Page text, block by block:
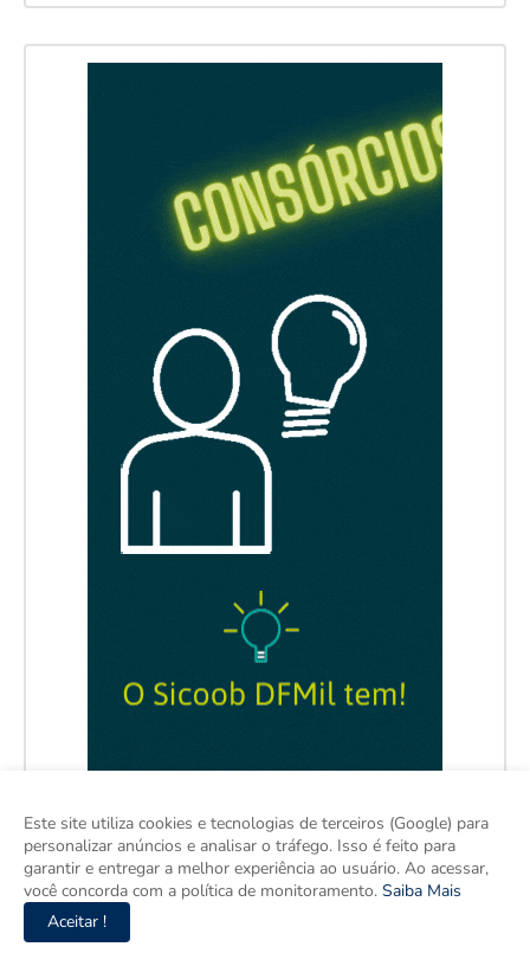
Este site utiliza cookies e tecnologias de terceiros (Google) para
personalizar anúncios e analisar o tráfego. Isso é feito para
garantir e entregar a melhor experiência ao usuário. Ao acessar,
você concorda com a política de monitoramento. Saiba Mais
Aceitar !